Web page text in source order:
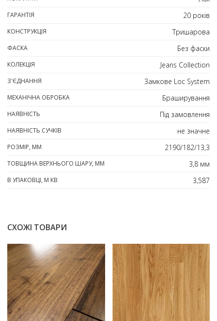
ГАРАНТІЯ 20 років
КОНСТРУКЦІЯ Тришарова
ФАСКА Без фаски
КОЛЕКЦІЯ Jeans Collection
З'ЄДНАННЯ Замкове Loc System
МЕХАНІЧНА ОБРОБКА Браширування
НАЯВНІСТЬ Під замовлення
НАЯВНІСТЬ СУЧКІВ не значне
РОЗМІР, ММ 2190/182/13,3
ТОВЩИНА ВЕРХНЬОГО ШАРУ, ММ 3,8 мм
В УПАКОВЦІ, М КВ 3,587
СХОЖІ ТОВАРИ